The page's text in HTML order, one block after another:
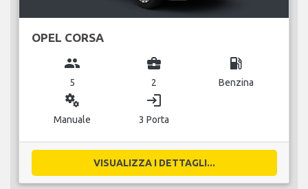
OPEL CORSA
group
5
business_center
2
local_gas_station
Benzina
miscellaneous_services
Manuale
login
3 Porta
VISUALIZZA I DETTAGLI...